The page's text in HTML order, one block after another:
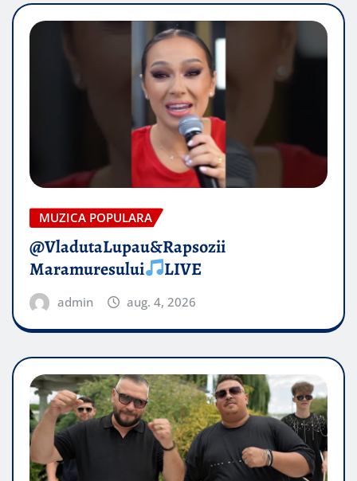
MUZICA POPULARA
@VladutaLupau&Rapsozii
Maramuresului
LIVE
admin aug. 4, 2026